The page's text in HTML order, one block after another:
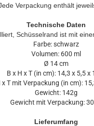
Verpackung enthält
Technische Daten
Schüsselrand ist mit
Farbe: schwarz
Volumen: 600 ml
Ø 14 cm
B x H x T (in cm): 14,3 x 5,5 x
x T mit Verpackung (in cm):
Gewicht: 142g
Gewicht mit Verpackung:
Lieferumfang